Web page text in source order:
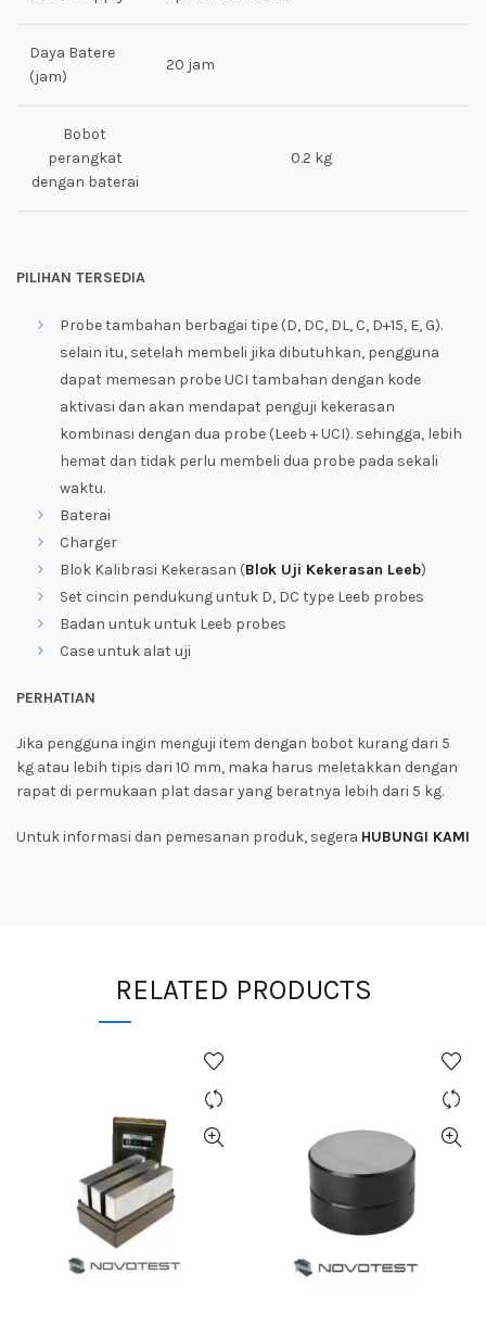
Daya Batere
(jam)
20 jam
Bobot
perangkat
dengan baterai
0.2 kg
PILIHAN TERSEDIA
Probe tambahan berbagai tipe (D, DC, DL, C, D+15, E, G).
selain itu, setelah membeli jika dibutuhkan, pengguna
dapat memesan probe UCI tambahan dengan kode
aktivasi dan akan mendapat penguji kekerasan
kombinasi dengan dua probe (Leeb + UCI). sehingga, lebih
hemat dan tidak perlu membeli dua probe pada sekali
waktu.
Baterai
Charger
Blok Kalibrasi Kekerasan (Blok Uji Kekerasan Leeb)
Set cincin pendukung untuk D, DC type Leeb probes
Badan untuk untuk Leeb probes
Case untuk alat uji
PERHATIAN
Jika pengguna ingin menguji item dengan bobot kurang dari 5
kg atau lebih tipis dari 10 mm, maka harus meletakkan dengan
rapat di permukaan plat dasar yang beratnya lebih dari 5 kg.
Untuk informasi dan pemesanan produk, segera HUBUNGI KAMI
RELATED PRODUCTS